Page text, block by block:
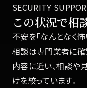
SECURITY
この状況で相
不安を「なんとなく
相談は専門業者に確
内容に近い、相談や
けを絞っています。